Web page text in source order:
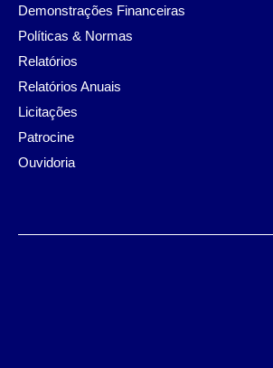
Demonstrações Financeiras
Políticas & Normas
Relatórios
Relatórios Anuais
Licitações
Patrocine
Ouvidoria